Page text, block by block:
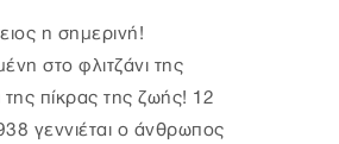
η σημερινή!
στο φλιτζάνι της
της πίκρας της ζωής! 12
γεννιέται ο άνθρωπος